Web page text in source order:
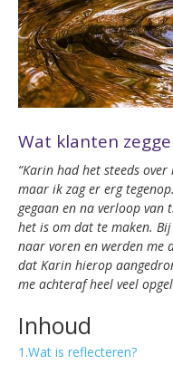
Wat klanten
“Karin had het steeds
maar ik zag er erg
gegaan en na verloop
het is om dat te maken.
naar voren en werden me
dat Karin hierop
me achteraf heel veel
Inhoud
1.Wat is reflecteren?